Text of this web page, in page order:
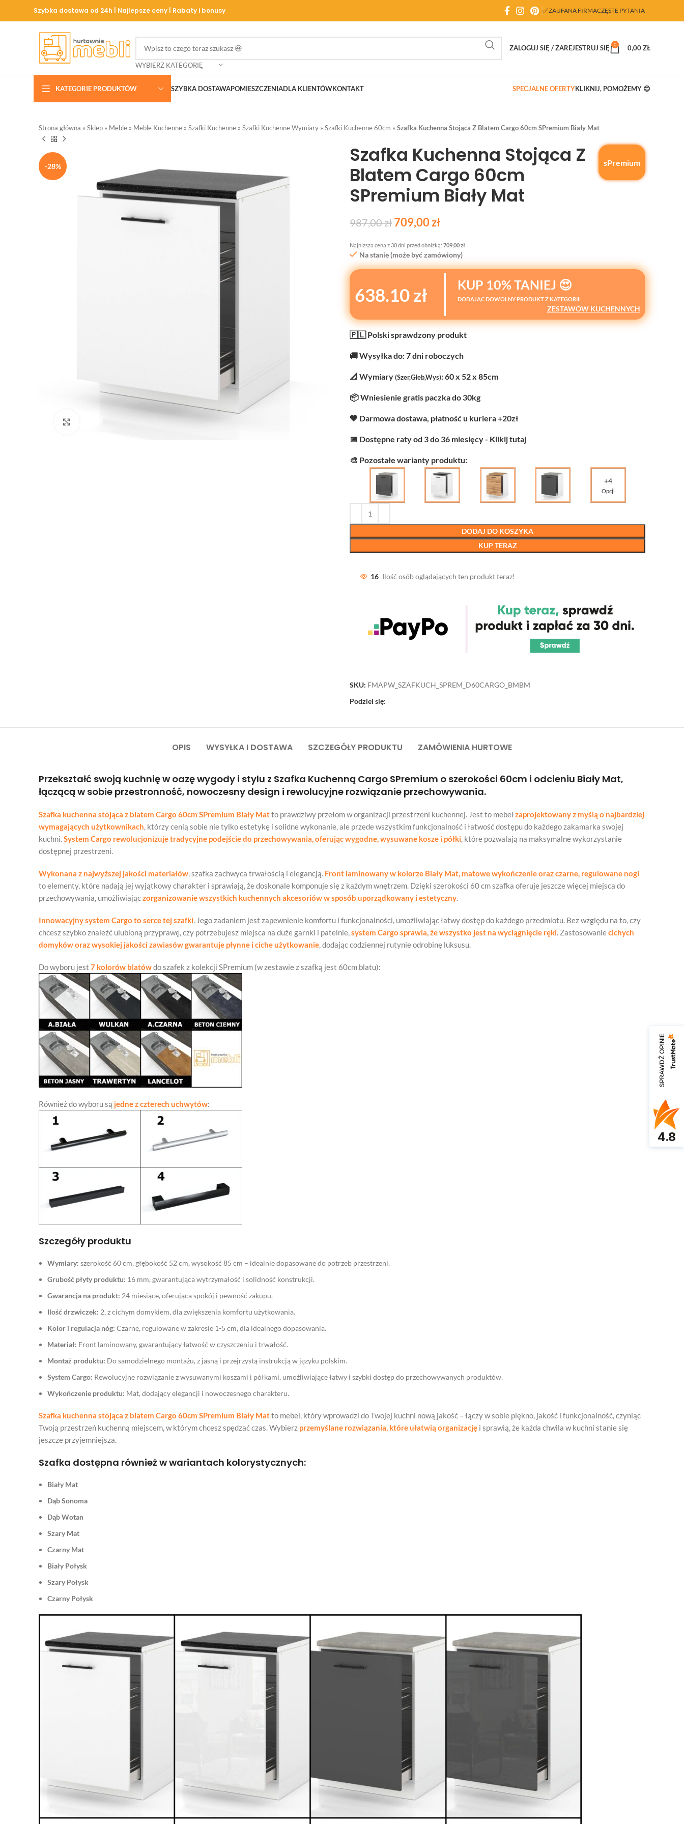
Szybka dostawa od 24h | Najlepsze ceny | Rabaty i bonusy ✅ ZAUFANA FIRMACZĘSTE PYTANIA
WYBIERZ KATEGORIĘ
ZALOGUJ SIĘ / ZAREJESTRUJ SIĘ 0 0,00ZŁ
KATEGORIE PRODUKTÓW SZYBKA DOSTAWAPOMIESZCZENIADLA KLIENTÓWKONTAKT SPECJALNE OFERTYKLIKNIJ, POMOŻEMY 😊
Strona główna » Sklep » Meble » Meble Kuchenne » Szafki Kuchenne » Szafki Kuchenne Wymiary » Szafki Kuchenne 60cm » Szafka Kuchenna Stojąca Z Blatem Cargo 60cm SPremium Biały Mat
-28% sPremium
Szafka Kuchenna Stojąca Z
Blatem Cargo 60cm
SPremium Biały Mat
987,00zł 709,00zł
Najniższa cena z 30 dni przed obniżką: 709,00zł
Na stanie (może być zamówiony)
638.10 zł KUP 10% TANIEJ 😍
DODAJĄC DOWOLNY PRODUKT Z KATEGORII:
ZESTAWÓW KUCHENNYCH
🇵🇱 Polski sprawdzony produkt
🚚 Wysyłka do: 7 dni roboczych
📐 Wymiary(Szer,Głeb,Wys): 60 x 52 x 85cm
📦 Wniesienie gratis paczka do 30kg
🧡 Darmowa dostawa, płatność u kuriera +20zł
📅 Dostępne raty od 3 do 36 miesięcy - Klikij tutaj
🎨 Pozostałe warianty produktu:
+4
Opcji
DODAJ DO KOSZYKA
KUP TERAZ
16 Ilość osób oglądających ten produkt teraz!
SKU: FMAPW_SZAFKUCH_SPREM_D60CARGO_BMBM
Podziel się:
OPIS WYSYŁKA I DOSTAWA SZCZEGÓŁY PRODUKTU ZAMÓWIENIA HURTOWE
Przekształć swoją kuchnię w oazę wygody i stylu z Szafka Kuchenną Cargo SPremium o szerokości 60cm i odcieniu Biały Mat,
łączącą w sobie przestronność, nowoczesny design i rewolucyjne rozwiązanie przechowywania.
Szafka kuchenna stojąca z blatem Cargo 60cm SPremium Biały Matto prawdziwy przełom w organizacji przestrzeni kuchennej. Jest to mebel zaprojektowany z myślą o najbardziej
wymagających użytkownikach, którzy cenią sobie nie tylko estetykę i solidne wykonanie, ale przede wszystkim funkcjonalność i łatwość dostępu do każdego zakamarka swojej
kuchni.System Cargo rewolucjonizuje tradycyjne podejście do przechowywania, oferując wygodne, wysuwane kosze i półki, które pozwalają na maksymalne wykorzystanie
dostępnej przestrzeni.
Wykonana z najwyższej jakości materiałów, szafka zachwyca trwałością i elegancją. Front laminowany w kolorze Biały Mat, matowe wykończenie oraz czarne, regulowane nogi
to elementy, które nadają jej wyjątkowy charakter i sprawiają, że doskonale komponuje się z każdym wnętrzem. Dzięki szerokości 60 cm szafka oferuje jeszcze więcej miejsca do
przechowywania, umożliwiajączorganizowanie wszystkich kuchennych akcesoriów w sposób uporządkowany i estetyczny.
Innowacyjny system Cargo to serce tej szafki. Jego zadaniem jest zapewnienie komfortu i funkcjonalności, umożliwiając łatwy dostęp do każdego przedmiotu. Bez względu na to, czy
chcesz szybko znaleźć ulubioną przyprawę, czy potrzebujesz miejsca na duże garnki i patelnie,system Cargo sprawia, że wszystko jest na wyciągnięcie ręki. Zastosowaniecichych
domyków oraz wysokiej jakości zawiasów gwarantuje płynne i ciche użytkowanie, dodając codziennej rutynie odrobinę luksusu.
Do wyboru jest 7 kolorów blatówdo szafek z kolekcji SPremium (w zestawie z szafką jest 60cm blatu):
Również do wyboru są jedne z czterech uchwytów:
Szczegóły produktu
Wymiary: szerokość 60 cm, głębokość 52 cm, wysokość 85 cm – idealnie dopasowane do potrzeb przestrzeni.
Grubość płyty produktu: 16 mm, gwarantująca wytrzymałość i solidność konstrukcji.
Gwarancja na produkt: 24 miesiące, oferująca spokój i pewność zakupu.
Ilość drzwiczek: 2, z cichym domykiem, dla zwiększenia komfortu użytkowania.
Kolor i regulacja nóg: Czarne, regulowane w zakresie 1-5 cm, dla idealnego dopasowania.
Materiał: Front laminowany, gwarantujący łatwość w czyszczeniu i trwałość.
Montaż produktu: Do samodzielnego montażu, z jasną i przejrzystą instrukcją w języku polskim.
System Cargo: Rewolucyjne rozwiązanie z wysuwanymi koszami i półkami, umożliwiające łatwy i szybki dostęp do przechowywanych produktów.
Wykończenie produktu: Mat, dodający elegancji i nowoczesnego charakteru.
Szafka kuchenna stojąca z blatem Cargo 60cm SPremium Biały Matto mebel, który wprowadzi do Twojej kuchni nową jakość – łączy w sobie piękno, jakość i funkcjonalność, czyniąc
Twoją przestrzeń kuchenną miejscem, w którym chcesz spędzać czas. Wybierz przemyślane rozwiązania, które ułatwią organizację i sprawią, że każda chwila w kuchni stanie się
jeszcze przyjemniejsza.
Szafka dostępna również w wariantach kolorystycznych:
Biały Mat
Dąb Sonoma
Dąb Wotan
Szary Mat
Czarny Mat
Biały Połysk
Szary Połysk
Czarny Połysk
SPRAWDŹ OPINIE
4.8